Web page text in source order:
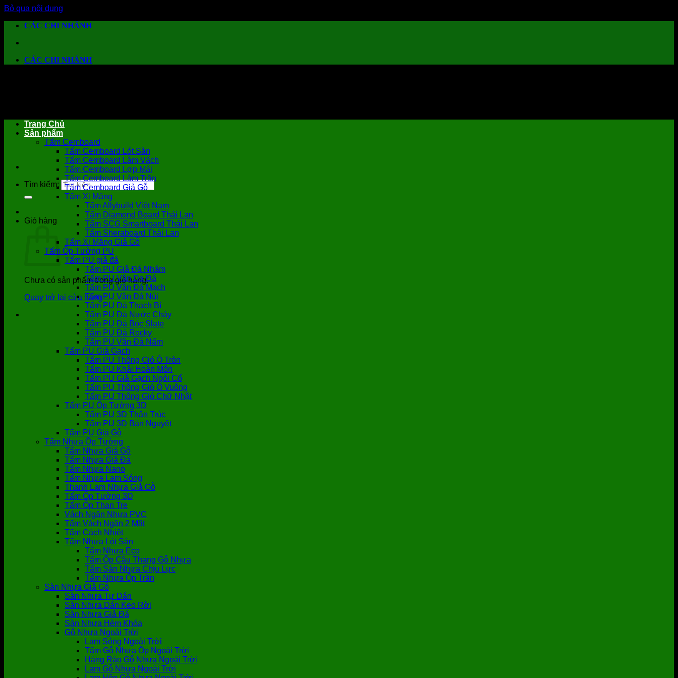
Bỏ qua nội dung
CÁC CHI NHÁNH
CÁC CHI NHÁNH
Tìm kiếm:
Giỏ hàng
Chưa có sản phẩm trong giỏ hàng.
Quay trở lại cửa hàng
Trang Chủ
Sản phẩm
Tấm Cemboard
Tấm Cemboard Lót Sàn
Tấm Cemboard Làm Vách
Tấm Cemboard Lợp Mái
Tấm Cemboard Làm Trần
Tấm Cemboard Giả Gỗ
Tấm Xi Măng
Tấm Allybuild Việt Nam
Tấm Diamond Board Thái Lan
Tấm SCG Smartboard Thái Lan
Tấm Sheraboard Thái Lan
Tấm Xi Măng Giả Gỗ
Tấm Ốp Tường PU
Tấm PU giả đá
Tấm PU Giả Đá Nhám
Tấm PU Vân Da Đá
Tấm PU Vân Đá Mạch
Tấm PU Vân Đá Núi
Tấm PU Đá Thạch Bì
Tấm PU Đá Nước Chảy
Tấm PU Đá Bóc Slate
Tấm PU Đá Rocky
Tấm PU Vân Đá Nấm
Tấm PU Giả Gạch
Tấm PU Thông Gió Ô Tròn
Tấm PU Khải Hoàn Môn
Tấm PU Giả Gạch Ngói Cổ
Tấm PU Thông Gió Ô Vuông
Tấm PU Thông Gió Chữ Nhật
Tấm PU Ốp Tường 3D
Tấm PU 3D Thân Trúc
Tấm PU 3D Bán Nguyệt
Tấm PU Giả Gỗ
Tấm Nhựa Ốp Tường
Tấm Nhựa Giả Gỗ
Tấm Nhựa Giả Đá
Tấm Nhựa Nano
Tấm Nhựa Lam Sóng
Thanh Lam Nhựa Giả Gỗ
Tấm Ốp Tường 3D
Tấm Ốp Than Tre
Vách Ngăn Nhựa PVC
Tấm Vách Ngăn 2 Mặt
Tấm Cách Nhiệt
Tấm Nhựa Lót Sàn
Tấm Nhựa Eco
Tấm Ốp Cầu Thang Gỗ Nhựa
Tấm Sàn Nhựa Chịu Lực
Tấm Nhựa Ốp Trần
Sàn Nhựa Giả Gỗ
Sàn Nhựa Tự Dán
Sàn Nhựa Dán Keo Rời
Sàn Nhựa Giả Đá
Sàn Nhựa Hèm Khóa
Gỗ Nhựa Ngoài Trời
Lam Sóng Ngoài Trời
Tấm Gỗ Nhựa Ốp Ngoài Trời
Hàng Rào Gỗ Nhựa Ngoài Trời
Lam Gỗ Nhựa Ngoài Trời